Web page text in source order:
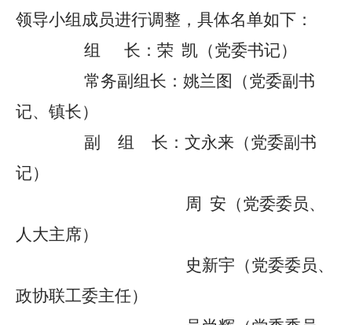
领导小组成员进行调整 ，具体名单如下：
组
长： 荣 凯（党委书记）
常务副组长： 姚兰图
（党委副书
记、镇长）
副 组 长 ： 文永来（党委副书
记）
周 安（党委委员、
人大主席）
史新宇（党委委员、
政协联工委主任）